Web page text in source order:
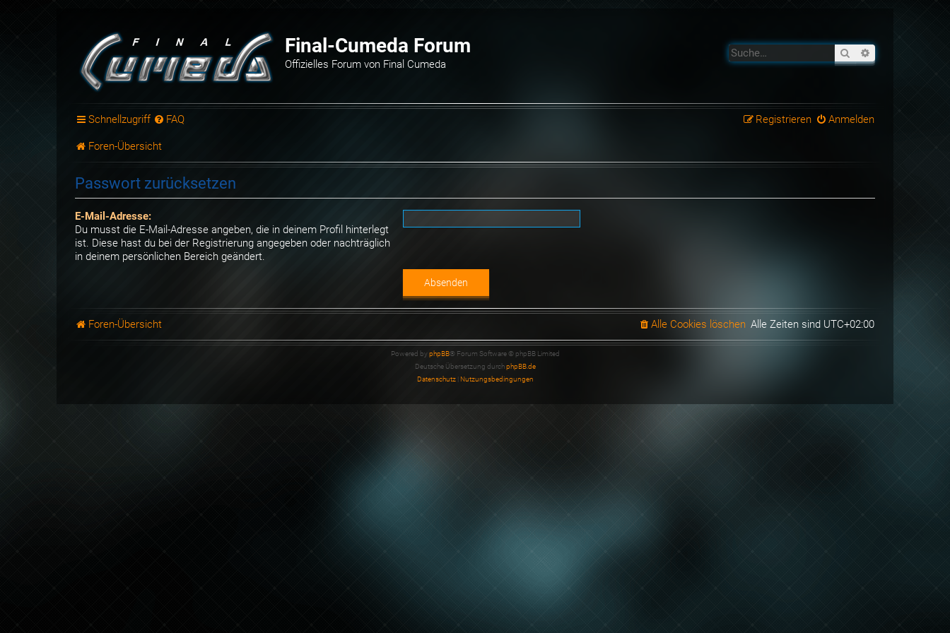
Final-Cumeda Forum
Offizielles Forum von Final Cumeda
Suche
Schnellzugriff FAQ Anmelden
Registrieren
Foren-Übersicht
Passwort zurücksetzen
E-Mail-Adresse:
Du musst die E-Mail-Adresse angeben, die in deinem Profil hinterlegt
ist. Diese hast du bei der Registrierung angegeben oder nachträglich
in deinem persönlichen Bereich geändert.
Foren-Übersicht Alle Zeiten sind UTC+02:00
Alle Cookies löschen
Powered byphpBB® Forum Software © phpBB Limited
Deutsche Übersetzung durchphpBB.de
Datenschutz| Nutzungsbedingungen